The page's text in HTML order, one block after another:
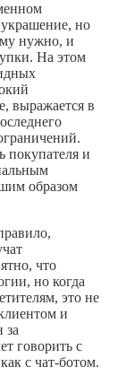
но
нужно, и
На этом
выражается в
покупателя и
образом
что
но когда
это не
и
за
говорить с
с чат-ботом.